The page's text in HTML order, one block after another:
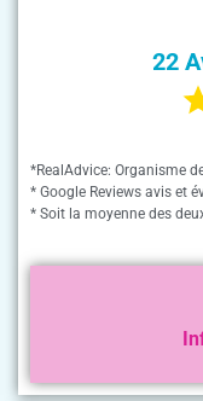
22
*RealAdvice: Organisme
* Google Reviews avis et
* Soit la moyenne des